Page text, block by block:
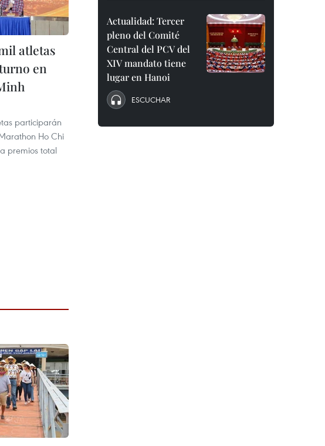
atletas
en
participarán
Ho Chi
premios total
Actualidad: Tercer
pleno del Comité
Central del PCV del
XIV mandato tiene
lugar en Hanoi
ESCUCHAR